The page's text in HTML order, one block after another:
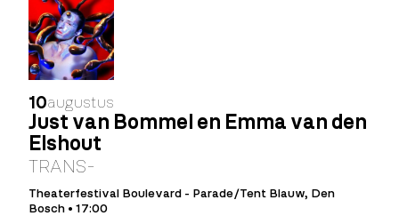
10augustus
Just van Bommel en Emma van den
Elshout
TRANS-
Theaterfestival Boulevard - Parade/Tent Blauw, Den
Bosch • 17:00